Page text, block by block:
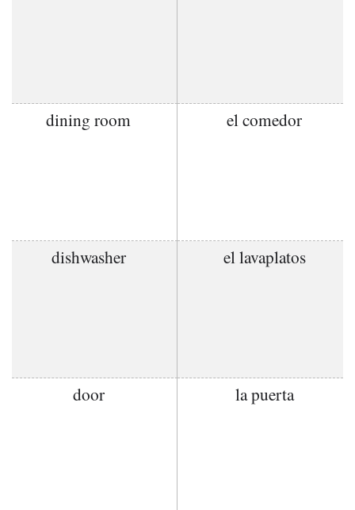
dining room el comedor
dishwasher el lavaplatos
door la puerta